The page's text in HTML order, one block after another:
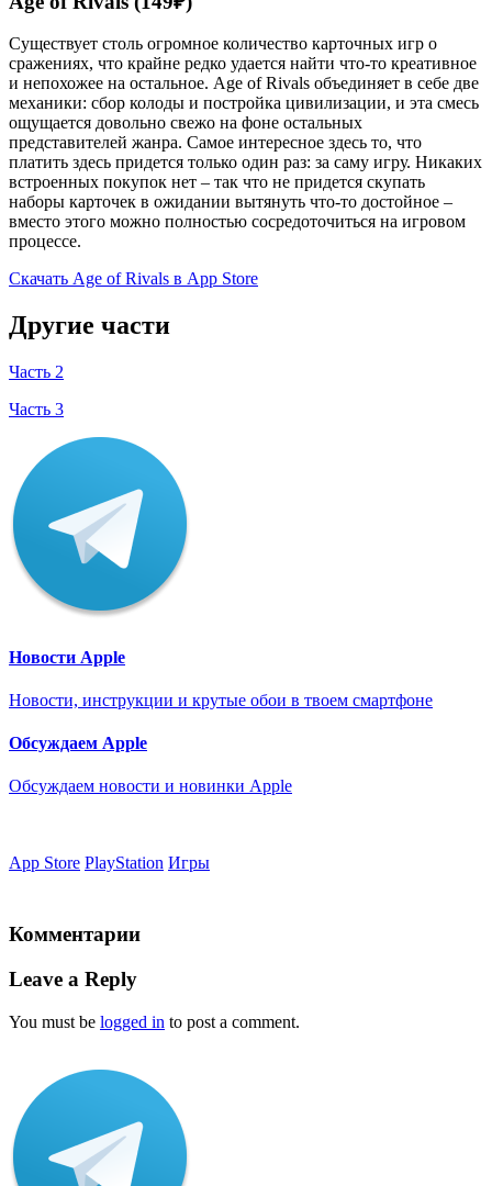
Существует столь огромное количество карточных игр о
сражениях, что крайне редко удается найти что-то креативное
и непохожее на остальное. Age of Rivals объединяет в себе две
механики: сбор колоды и постройка цивилизации, и эта смесь
ощущается довольно свежо на фоне остальных
представителей жанра. Самое интересное здесь то, что
платить здесь придется только один раз: за саму игру. Никаких
встроенных покупок нет – так что не придется скупать
наборы карточек в ожидании вытянуть что-то достойное –
вместо этого можно полностью сосредоточиться на игровом
процессе.
Скачать Age of Rivals в App Store
Другие части
Часть 2
Часть 3
Новости Apple
Новости, инструкции и крутые обои в твоем смартфоне
Обсуждаем Apple
Обсуждаем новости и новинки Apple
App Store PlayStation Игры
Комментарии
Leave a Reply
You must be logged in to post a comment.